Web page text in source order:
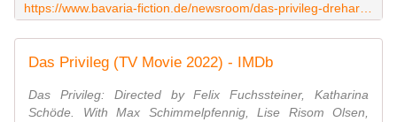
Das Privileg (TV Movie 2022) - IMDb
Das Privileg: Directed by Felix Fuchssteiner, Katharina
Schöde. With Max Schimmelpfennig, Lise Risom Olsen,